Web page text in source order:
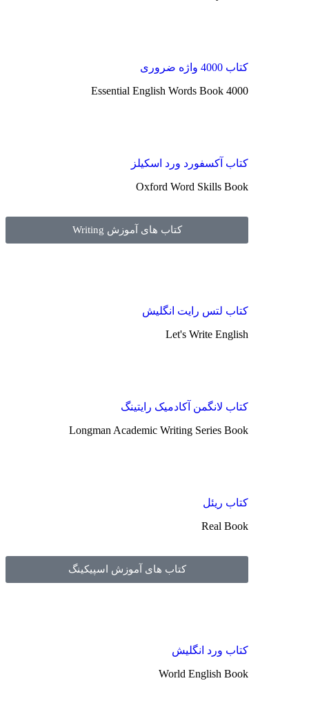
کتاب 4000 واژه ضروری
4000 Essential English Words Book
کتاب آکسفورد ورد اسکیلز
Oxford Word Skills Book
کتاب های آموزش Writing
کتاب لتس رایت انگلیش
Let's Write English
کتاب لانگمن آکادمیک رایتینگ
Longman Academic Writing Series Book
کتاب ریئل
Real Book
کتاب های آموزش اسپیکینگ
کتاب ورد انگلیش
World English Book